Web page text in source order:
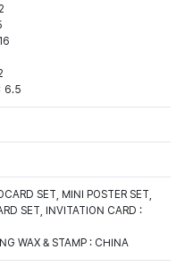
6.5
SET, MINI POSTER SET,
SET, INVITATION CARD :
WAX & STAMP : CHINA